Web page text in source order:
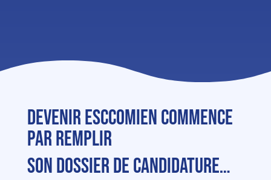
Devenir esccomien commence
par remplir
son dossier de candidature…